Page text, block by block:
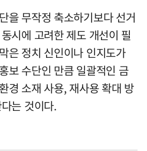
을 무작정 축소하기보다 선거
시에 고려한 제도 개선이 필
은 정치 신인이나 인지도가
보 수단인 만큼 일괄적인 금
경 소재 사용, 재사용 확대 방
는 것이다.